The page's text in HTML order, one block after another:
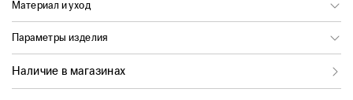
Материал и уход
Параметры изделия
Наличие в магазинах